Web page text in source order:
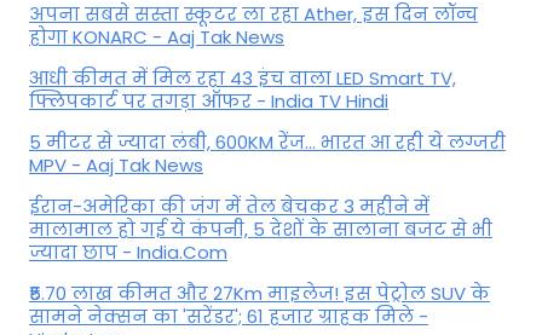
अपना सबसे सस्ता स्कूटर ला रहा Ather, इस दिन लॉन्च
होगा KONARC - Aaj Tak News
आधी कीमत में मिल रहा 43 इंच वाला LED Smart TV,
फ्लिपकार्ट पर तगड़ा ऑफर - India TV Hindi
5 मीटर से ज्यादा लंबी, 600KM रेंज... भारत आ रही ये लग्जरी
MPV - Aaj Tak News
ईरान-अमेरिका की जंग में तेल बेचकर 3 महीने में
मालामाल हो गई ये कंपनी, 5 देशों के सालाना बजट से भी
ज्यादा छाप - India.Com
₹5.70 लाख कीमत और 27Km माइलेज! इस पेट्रोल SUV के
सामने नेक्सन का 'सरेंडर'; 61 हजार ग्राहक मिले -